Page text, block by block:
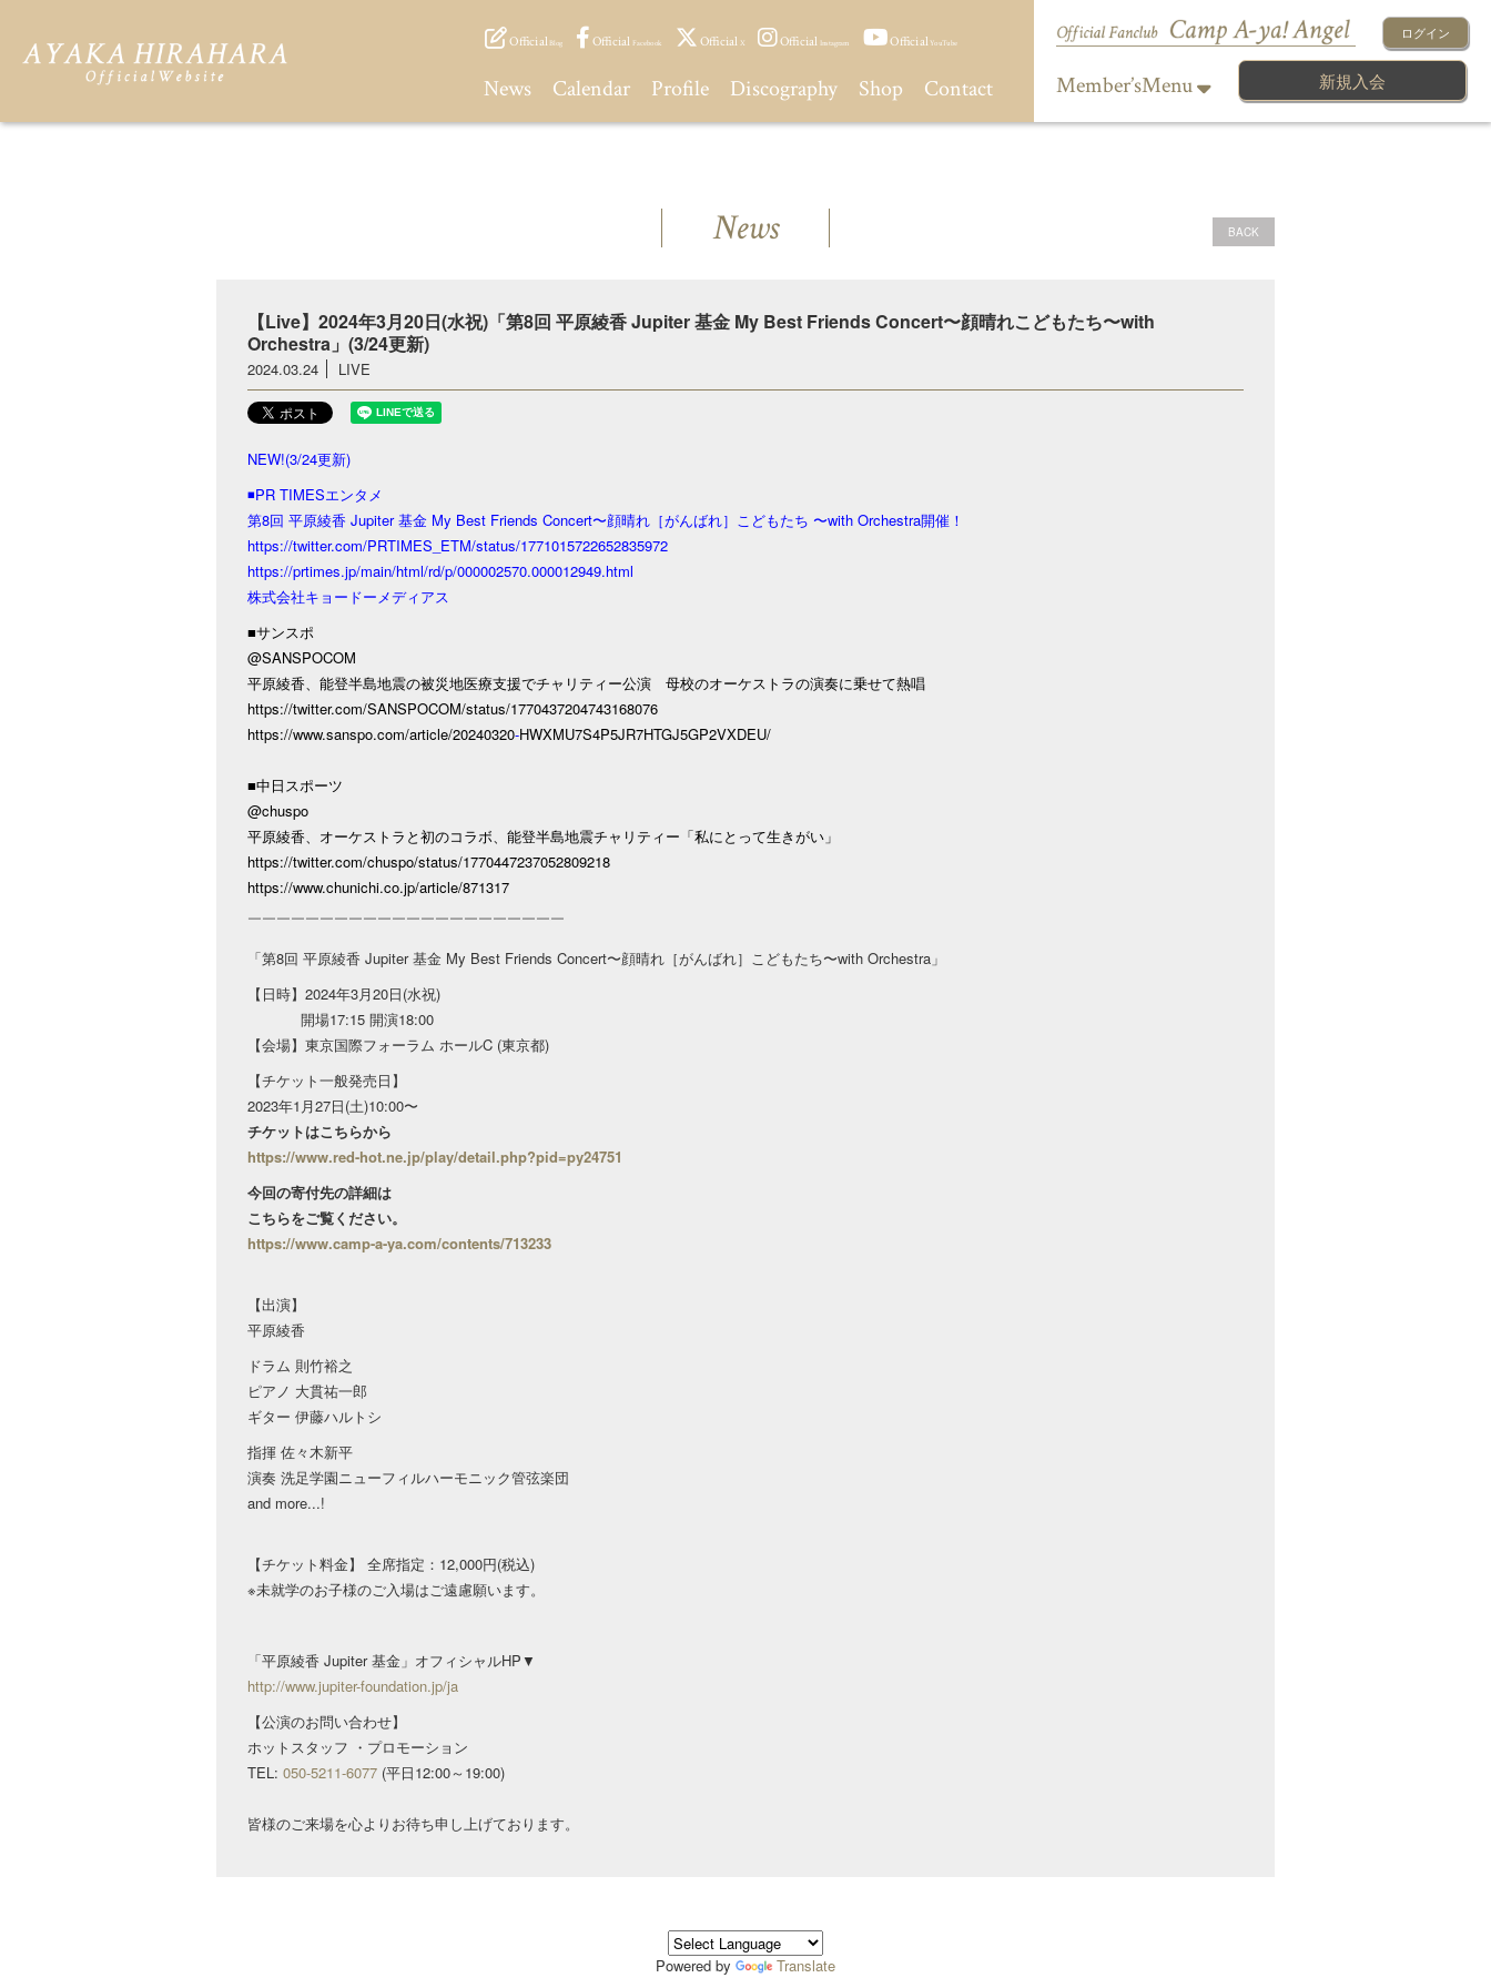
OfficialBlog Official Facebook Official X Official Instagram OfficialYouTube
News Calendar Profile Discography Shop Contact
ログイン
Member’sMenu 新規入会
News BACK
【Live】2024年3月20日(水祝)「第8回 平原綾香 Jupiter 基金 My Best Friends Concert〜顔晴れこどもたち〜with
Orchestra」(3/24更新)
2024.03.24 LIVE
NEW!(3/24更新)
◾️PR TIMESエンタメ
第8回 平原綾香 Jupiter 基金 My Best Friends Concert〜顔晴れ［がんばれ］こどもたち 〜with Orchestra開催！
https://twitter.com/PRTIMES_ETM/status/1771015722652835972
https://prtimes.jp/main/html/rd/p/000002570.000012949.html
株式会社キョードーメディアス
■サンスポ
@SANSPOCOM
平原綾香、能登半島地震の被災地医療支援でチャリティー公演 母校のオーケストラの演奏に乗せて熱唱
https://twitter.com/SANSPOCOM/status/1770437204743168076
https://www.sanspo.com/article/20240320-HWXMU7S4P5JR7HTGJ5GP2VXDEU/
■中日スポーツ
@chuspo
平原綾香、オーケストラと初のコラボ、能登半島地震チャリティー「私にとって生きがい」
https://twitter.com/chuspo/status/1770447237052809218
https://www.chunichi.co.jp/article/871317
￣￣￣￣￣￣￣￣￣￣￣￣￣￣￣￣￣￣￣￣￣￣
「第8回 平原綾香 Jupiter 基金 My Best Friends Concert〜顔晴れ［がんばれ］こどもたち〜with Orchestra」
【日時】2024年3月20日(水祝)
開場17:15 開演18:00
【会場】東京国際フォーラム ホールC (東京都)
【チケット一般発売日】
2023年1月27日(土)10:00〜
チケットはこちらから
https://www.red-hot.ne.jp/play/detail.php?pid=py24751
今回の寄付先の詳細は
こちらをご覧ください。
https://www.camp-a-ya.com/contents/713233
【出演】
平原綾香
ドラム 則竹裕之
ピアノ 大貫祐一郎
ギター 伊藤ハルトシ
指揮 佐々木新平
演奏 洗足学園ニューフィルハーモニック管弦楽団
and more...!
【チケット料金】 全席指定：12,000円(税込)
※未就学のお子様のご入場はご遠慮願います。
「平原綾香 Jupiter 基金」オフィシャルHP▼
http://www.jupiter-foundation.jp/ja
【公演のお問い合わせ】
ホットスタッフ ・プロモーション
TEL: 050-5211-6077 (平日12:00～19:00)
皆様のご来場を心よりお待ち申し上げております。
Powered by Translate